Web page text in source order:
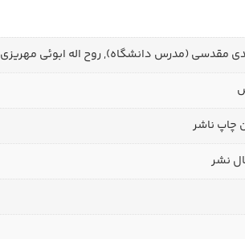
مقدسی (مدرس دانشگاه), روح اله ابوئی مهریزی
چاپ ناشر
نشر